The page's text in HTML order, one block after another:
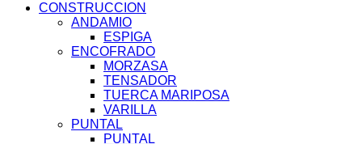
CONSTRUCCION
ANDAMIO
ESPIGA
ENCOFRADO
MORZASA
TENSADOR
TUERCA MARIPOSA
VARILLA
PUNTAL
PUNTAL